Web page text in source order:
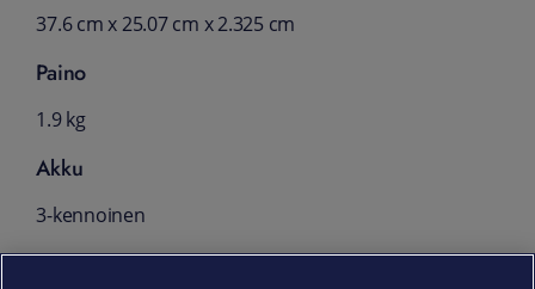
37.6 cm x 25.07 cm x 2.325 cm
Paino
1.9 kg
Akku
3-kennoinen
Käyttöjärjestelmä